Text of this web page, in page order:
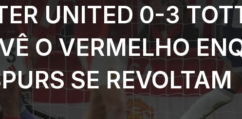
UNITED 0-3
O VERMELHO
SE REVOLTAM